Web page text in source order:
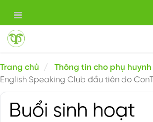
Trang chủ Thông tin cho phụ huynh
English Speaking Club đầu tiên do
Buổi sinh hoạt